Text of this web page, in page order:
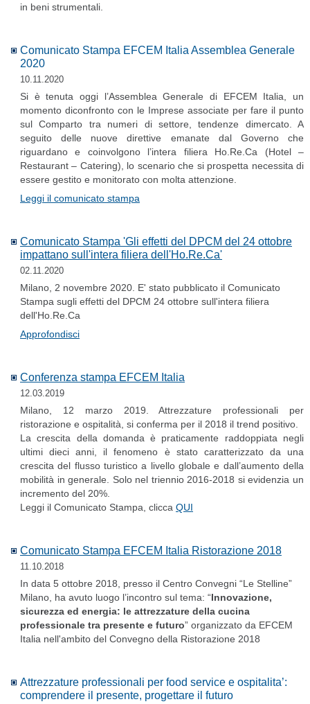
in beni strumentali.
Comunicato Stampa EFCEM Italia Assemblea Generale
2020
10.11.2020
Si è tenuta oggi l’Assemblea Generale di EFCEM Italia, un
momento diconfronto con le Imprese associate per fare il punto
sul Comparto tra numeri di settore, tendenze dimercato. A
seguito delle nuove direttive emanate dal Governo che
riguardano e coinvolgono l’intera filiera Ho.Re.Ca (Hotel –
Restaurant – Catering), lo scenario che si prospetta necessita di
essere gestito e monitorato con molta attenzione.
Leggi il comunicato stampa
Comunicato Stampa 'Gli effetti del DPCM del 24 ottobre
impattano sull'intera filiera dell'Ho.Re.Ca'
02.11.2020
Milano, 2 novembre 2020. E' stato pubblicato il Comunicato
Stampa sugli effetti del DPCM 24 ottobre sull'intera filiera
dell'Ho.Re.Ca
Approfondisci
Conferenza stampa EFCEM Italia
12.03.2019
Milano, 12 marzo 2019. Attrezzature professionali per
ristorazione e ospitalità, si conferma per il 2018 il trend positivo.
La crescita della domanda è praticamente raddoppiata negli
ultimi dieci anni, il fenomeno è stato caratterizzato da una
crescita del flusso turistico a livello globale e dall’aumento della
mobilità in generale. Solo nel triennio 2016-2018 si evidenzia un
incremento del 20%.
Leggi il Comunicato Stampa, clicca QUI
Comunicato Stampa EFCEM Italia Ristorazione 2018
11.10.2018
In data 5 ottobre 2018, presso il Centro Convegni “Le Stelline”
Milano, ha avuto luogo l’incontro sul tema: “Innovazione,
sicurezza ed energia: le attrezzature della cucina
professionale tra presente e futuro” organizzato da EFCEM
Italia nell'ambito del Convegno della Ristorazione 2018
Attrezzature professionali per food service e ospitalita’:
comprendere il presente, progettare il futuro